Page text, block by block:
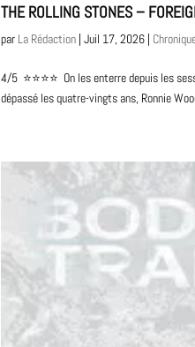
THE ROLLING STONES –
par La Rédaction |Juil 17, 2026 |
4/5 ⭐️⭐️⭐️⭐️ On les enterre depuis les
dépassé les quatre-vingts ans, Ronnie